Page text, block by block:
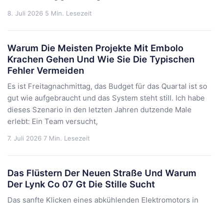
8. Juli 2026 5 Min. Lesezeit
Warum Die Meisten Projekte Mit Embolo
Krachen Gehen Und Wie Sie Die Typischen
Fehler Vermeiden
Es ist Freitagnachmittag, das Budget für das Quartal ist so
gut wie aufgebraucht und das System steht still. Ich habe
dieses Szenario in den letzten Jahren dutzende Male
erlebt: Ein Team versucht,
7. Juli 2026 7 Min. Lesezeit
Das Flüstern Der Neuen Straße Und Warum
Der Lynk Co 07 Gt Die Stille Sucht
Das sanfte Klicken eines abkühlenden Elektromotors in